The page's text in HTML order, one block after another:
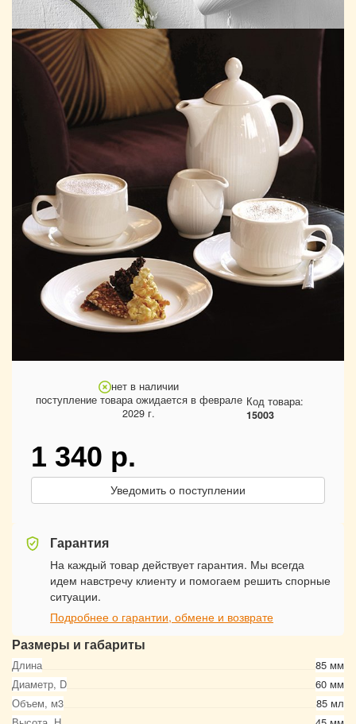
Размеры и габариты
Длина
85 мм
Диаметр, D
60 мм
Объем, м3
85 мл
нет в наличии
поступление товара ожидается в феврале
2029 г.
Код товара:
15003
1 340 р.
Уведомить о поступлении
Гарантия
На каждый товар действует гарантия. Мы всегда
идем навстречу клиенту и помогаем решить спорные
ситуации.
Подробнее о гарантии, обмене и возврате